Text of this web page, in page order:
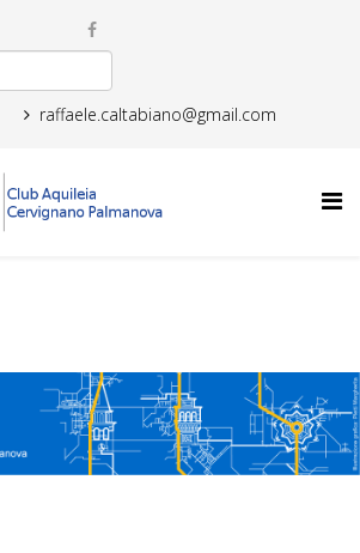
raffaele.caltabiano@gmail.com